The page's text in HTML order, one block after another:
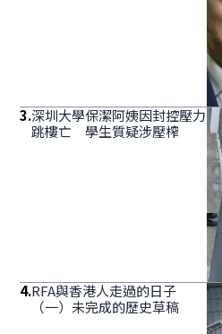
3.深圳大學保潔阿姨因封控壓力
跳樓亡 學生質疑涉壓榨
4.RFA與香港人走過的日子
（一）未完成的歷史草稿